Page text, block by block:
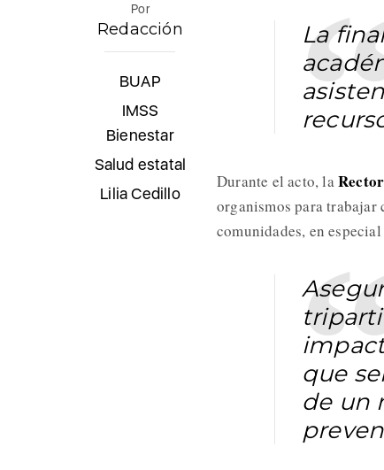
Por
Redacción
BUAP
IMSS
Bienestar
Salud estatal
Lilia Cedillo
La
Durante el acto, la
organismos para trabajar
comunidades, en
que
de un